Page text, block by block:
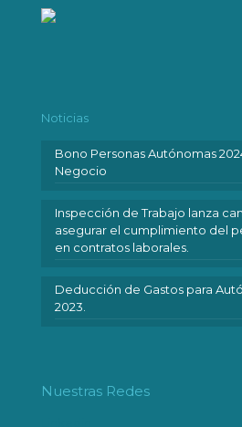
Noticias
Bono Personas Autónomas
Negocio
Inspección de Trabajo lanza
asegurar el cumplimiento del
en contratos laborales.
Deducción de Gastos para
2023.
Nuestras Redes